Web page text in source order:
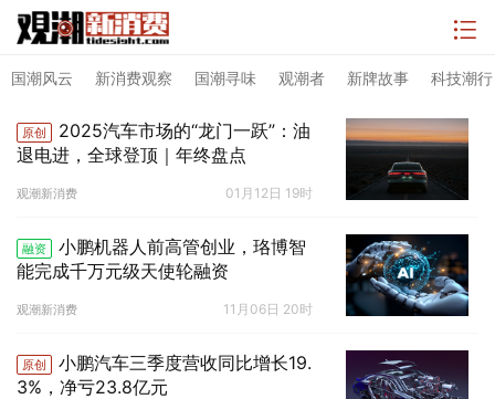
国潮风云 新消费观察 国潮寻味 观潮者 新牌故事 科技潮行
原创
2025汽车市场的“龙门一跃”：油
退电进，全球登顶｜年终盘点
观潮新消费 01月12日 19时
融资
小鹏机器人前高管创业，珞博智
能完成千万元级天使轮融资
观潮新消费 11月06日 20时
原创
小鹏汽车三季度营收同比增长19.
3%，净亏23.8亿元